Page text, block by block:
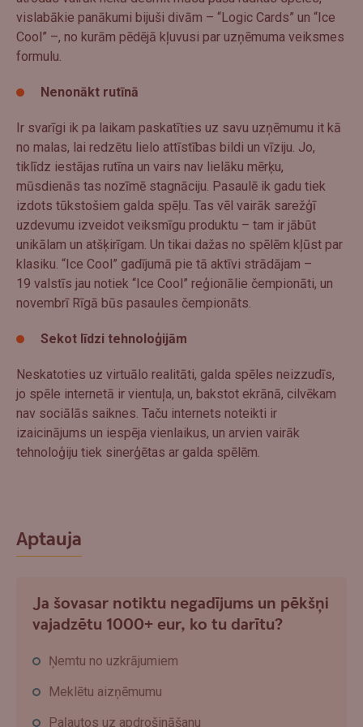
vislabākie panākumi bijuši divām – “Logic Cards” un “Ice
Cool” –, no kurām pēdējā kļuvusi par uzņēmuma veiksmes
formulu.
Nenonākt rutīnā
Ir svarīgi ik pa laikam paskatīties uz savu uzņēmumu it kā
no malas, lai redzētu lielo attīstības bildi un vīziju. Jo,
tiklīdz iestājas rutīna un vairs nav lielāku mērķu,
mūsdienās tas nozīmē stagnāciju. Pasaulē ik gadu tiek
izdots tūkstošiem galda spēļu. Tas vēl vairāk sarežģī
uzdevumu izveidot veiksmīgu produktu – tam ir jābūt
unikālam un atšķirīgam. Un tikai dažas no spēlēm kļūst par
klasiku. “Ice Cool” gadījumā pie tā aktīvi strādājam –
19 valstīs jau notiek “Ice Cool” reģionālie čempionāti, un
novembrī Rīgā būs pasaules čempionāts.
Sekot līdzi tehnoloģijām
Neskatoties uz virtuālo realitāti, galda spēles neizzudīs,
jo spēle internetā ir vientuļa, un, bakstot ekrānā, cilvēkam
nav sociālās saiknes. Taču internets noteikti ir
izaicinājums un iespēja vienlaikus, un arvien vairāk
tehnoloģiju tiek sinerģētas ar galda spēlēm.
Aptauja
Ja šovasar notiktu negadījums un pēkšņi
vajadzētu 1000+ eur, ko tu darītu?
Ņemtu no uzkrājumiem
Meklētu aizņēmumu
Paļautos uz apdrošināšanu